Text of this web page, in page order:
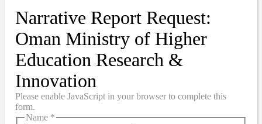
Narrative Report Request:
Oman Ministry of Higher
Education Research &
Innovation
Please enable JavaScript in your browser to complete this
form.
Name *